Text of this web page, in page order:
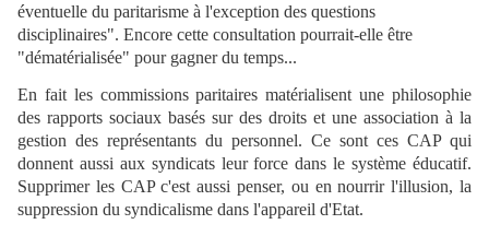
éventuelle du paritarisme à l'exception des questions
disciplinaires". Encore cette consultation pourrait-elle être
"dématérialisée" pour gagner du temps...
En fait les commissions paritaires matérialisent une philosophie
des rapports sociaux basés sur des droits et une association à la
gestion des représentants du personnel. Ce sont ces CAP qui
donnent aussi aux syndicats leur force dans le système éducatif.
Supprimer les CAP c'est aussi penser, ou en nourrir l'illusion, la
suppression du syndicalisme dans l'appareil d'Etat.